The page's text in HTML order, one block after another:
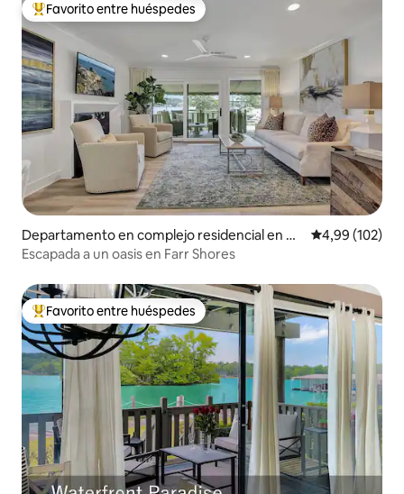
Favorito entre los huéspedes más destacados
Favorito entre huéspedes
Departamento en complejo residencial en Ga
rland County
Calificación
4,99 (102)
Escapada a un oasis en Farr Shores
Favorito entre los huéspedes más destacados
Favorito entre huéspedes